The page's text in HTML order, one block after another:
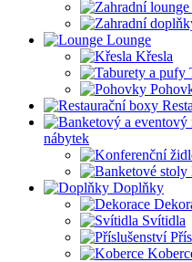
Lounge
Křesla
nábytek
Doplňky
Svítidla